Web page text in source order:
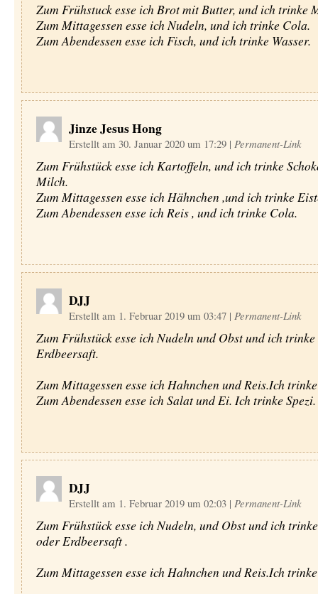
Zum Frühstuck esse ich Brot mit Butter, und ich trinke
Zum Mittagessen esse ich Nudeln, und ich trinke Cola.
Zum Abendessen esse ich Fisch, und ich trinke Wasser.
Jinze Jesus Hong
Erstellt am 30. Januar 2020 um 17:29 | Permanent-Link
Zum Frühstück esse ich Kartoffeln, und ich trinke
Milch.
Zum Mittagessen esse ich Hähnchen ,und ich trinke
Zum Abendessen esse ich Reis , und ich trinke Cola.
DJJ
Erstellt am 1. Februar 2019 um 03:47 | Permanent-Link
Zum Frühstück esse ich Nudeln und Obst und ich trinke
Erdbeersaft.
Zum Mittagessen esse ich Hahnchen und Reis.Ich
Zum Abendessen esse ich Salat und Ei. Ich trinke Spezi.
DJJ
Erstellt am 1. Februar 2019 um 02:03 | Permanent-Link
Zum Frühstück esse ich Nudeln, und Obst und ich
oder Erdbeersaft .
Zum Mittagessen esse ich Hahnchen und Reis.Ich